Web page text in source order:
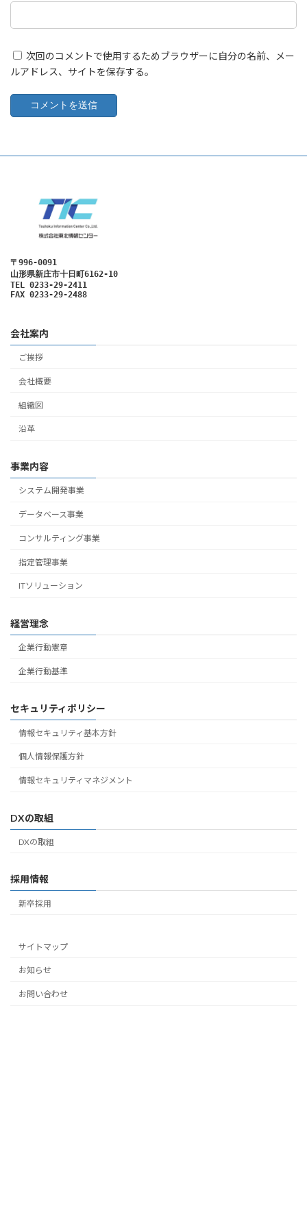
次回のコメントで使用するためブラウザーに自分の名前、メー
ルアドレス、サイトを保存する。
〒996-0091
山形県新庄市十日町6162-10
TEL 0233-29-2411
FAX 0233-29-2488
会社案内
ご挨拶
会社概要
組織図
沿革
事業内容
システム開発事業
データベース事業
コンサルティング事業
指定管理事業
ITソリューション
経営理念
企業行動憲章
企業行動基準
セキュリティポリシー
情報セキュリティ基本方針
個人情報保護方針
情報セキュリティマネジメント
DXの取組
DXの取組
採用情報
新卒採用
サイトマップ
お知らせ
お問い合わせ